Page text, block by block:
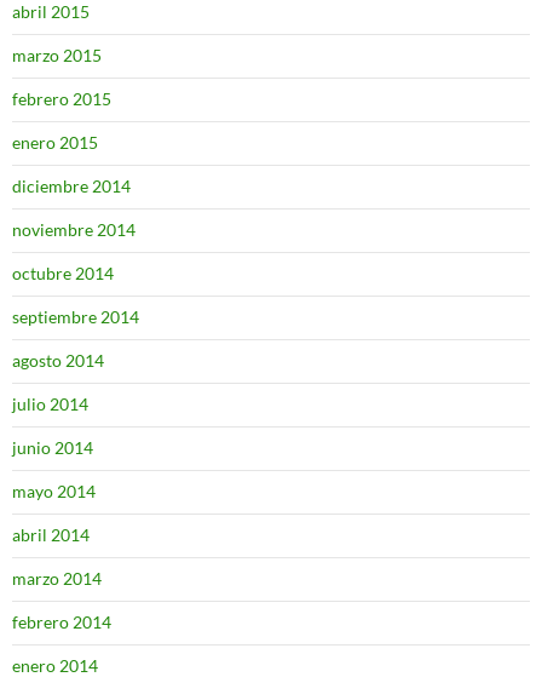
abril 2015
marzo 2015
febrero 2015
enero 2015
diciembre 2014
noviembre 2014
octubre 2014
septiembre 2014
agosto 2014
julio 2014
junio 2014
mayo 2014
abril 2014
marzo 2014
febrero 2014
enero 2014